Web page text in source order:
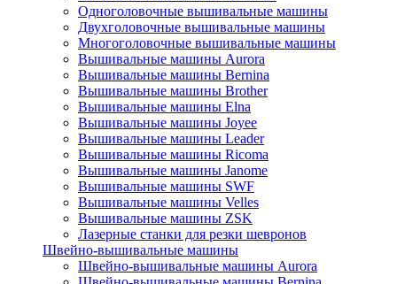
Одноголовочные вышивальные машины
Двухголовочные вышивальные машины
Многоголовочные вышивальные машины
Вышивальные машины Aurora
Вышивальные машины Bernina
Вышивальные машины Brother
Вышивальные машины Elna
Вышивальные машины Joyee
Вышивальные машины Leader
Вышивальные машины Ricoma
Вышивальные машины Janome
Вышивальные машины SWF
Вышивальные машины Velles
Вышивальные машины ZSK
Лазерные станки для резки шевронов
Швейно-вышивальные машины
Швейно-вышивальные машины Aurora